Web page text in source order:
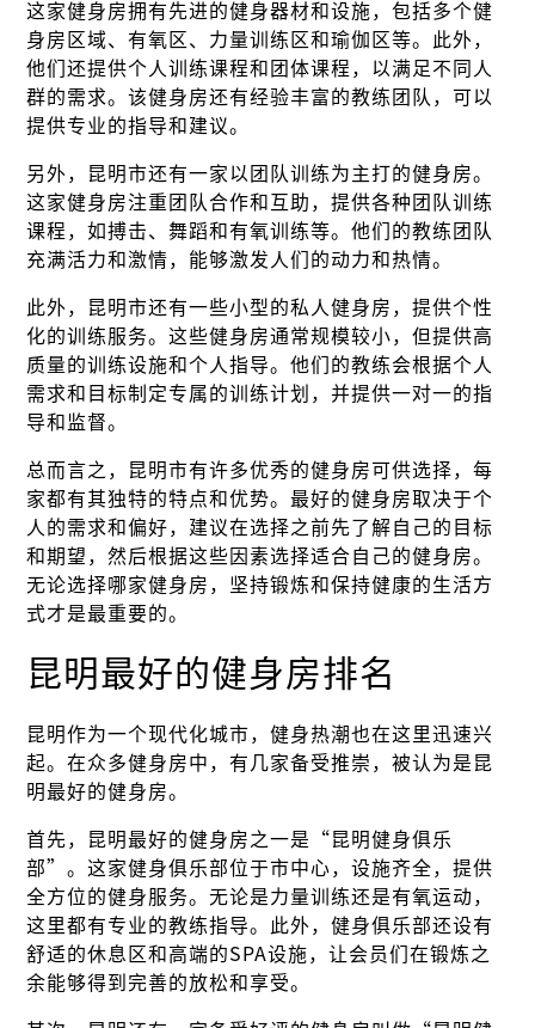
这家健身房拥有先进的健身器材和设施，包括多个健
身房区域、有氧区、力量训练区和瑜伽区等。此外，
他们还提供个人训练课程和团体课程，以满足不同人
群的需求。该健身房还有经验丰富的教练团队，可以
提供专业的指导和建议。
另外，昆明市还有一家以团队训练为主打的健身房。
这家健身房注重团队合作和互助，提供各种团队训练
课程，如搏击、舞蹈和有氧训练等。他们的教练团队
充满活力和激情，能够激发人们的动力和热情。
此外，昆明市还有一些小型的私人健身房，提供个性
化的训练服务。这些健身房通常规模较小，但提供高
质量的训练设施和个人指导。他们的教练会根据个人
需求和目标制定专属的训练计划，并提供一对一的指
导和监督。
总而言之，昆明市有许多优秀的健身房可供选择，每
家都有其独特的特点和优势。最好的健身房取决于个
人的需求和偏好，建议在选择之前先了解自己的目标
和期望，然后根据这些因素选择适合自己的健身房。
无论选择哪家健身房，坚持锻炼和保持健康的生活方
式才是最重要的。
昆明最好的健身房排名
昆明作为一个现代化城市，健身热潮也在这里迅速兴
起。在众多健身房中，有几家备受推崇，被认为是昆
明最好的健身房。
首先，昆明最好的健身房之一是“昆明健身俱乐
部”。这家健身俱乐部位于市中心，设施齐全，提供
全方位的健身服务。无论是力量训练还是有氧运动，
这里都有专业的教练指导。此外，健身俱乐部还设有
舒适的休息区和高端的SPA设施，让会员们在锻炼之
余能够得到完善的放松和享受。